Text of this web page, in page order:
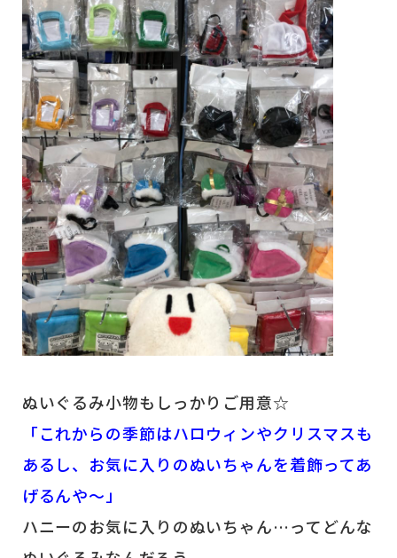
ぬいぐるみ小物もしっかりご用意☆
「これからの季節はハロウィンやクリスマスも
あるし、お気に入りのぬいちゃんを着飾ってあ
げるんや～」
ハニーのお気に入りのぬいちゃん…ってどんな